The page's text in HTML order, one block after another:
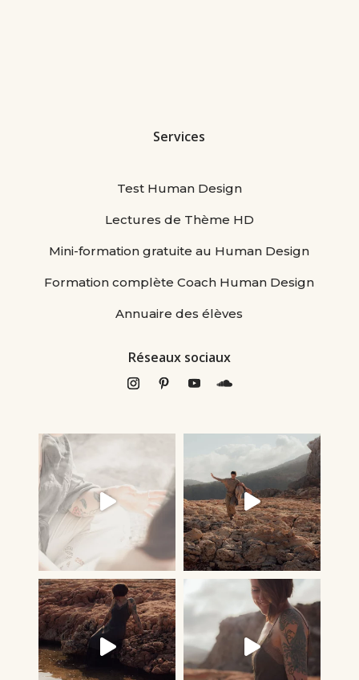
Services
Test Human Design
Lectures de Thème HD
Mini-formation gratuite au Human Design
Formation complète Coach Human Design
Annuaire des élèves
Réseaux sociaux